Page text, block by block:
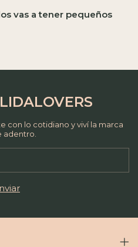
vas a tener pequeños
con lo cotidiano y viví la marca
adentro.